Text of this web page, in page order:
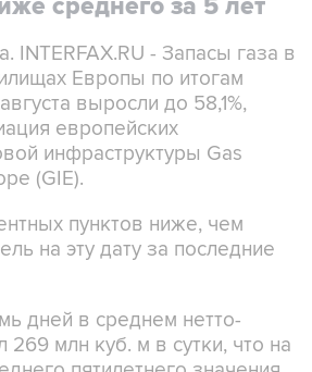
среднего за 5 лет
INTERFAX.RU - Запасы газа в
Европы по итогам
выросли до 58,1%,
европейских
инфраструктуры Gas
(GIE).
пунктов ниже, чем
на эту дату за последние
дней в среднем нетто-
269 млн куб. м в сутки, что на